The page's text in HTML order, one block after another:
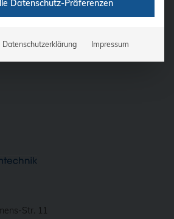
Str. 11
Datenschutz-Präferenzen
Datenschutzerklärung Impressum